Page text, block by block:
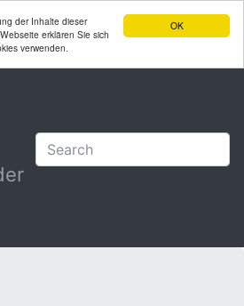
OK
der Inhalte dieser
erklären Sie sich
verwenden.